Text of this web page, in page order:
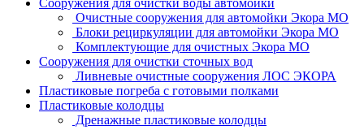
Сооружения для очистки воды автомойки
Очистные сооружения для автомойки Экора МО
Блоки рециркуляции для автомойки Экора МО
Комплектующие для очистных Экора МО
Сооружения для очистки сточных вод
Ливневые очистные сооружения ЛОС ЭКОРА
Пластиковые погреба с готовыми полками
Пластиковые колодцы
Дренажные пластиковые колодцы